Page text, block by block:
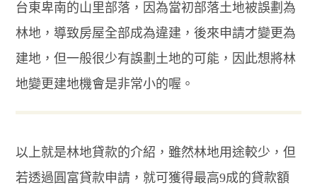
台東卑南的山里部落，因為當初部落土地被誤劃為
林地，導致房屋全部成為違建，後來申請才變更為
建地，但一般很少有誤劃土地的可能，因此想將林
地變更建地機會是非常小的喔。
以上就是林地貸款的介紹，雖然林地用途較少，但
若透過圓富貸款申請，就可獲得最高9成的貸款額